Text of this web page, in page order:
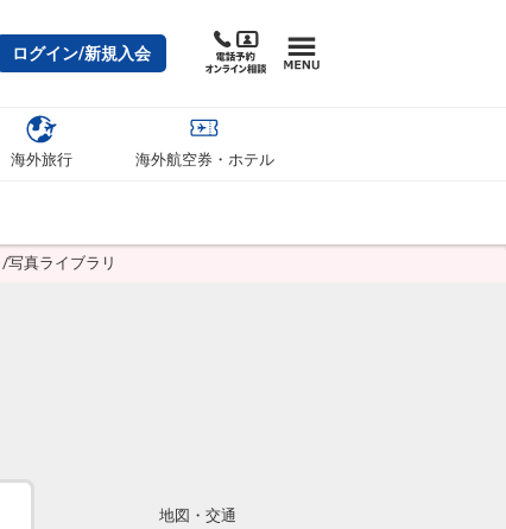
ログイン/新規入会
海外旅行 海外航空券・ホテル
写真ライブラリ
地図・交通